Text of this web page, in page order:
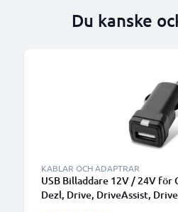
Du kanske
KABLAR OCH ADAPTRAR
USB Billaddare 12V / 24V för
Dezl, Drive, DriveAssist,